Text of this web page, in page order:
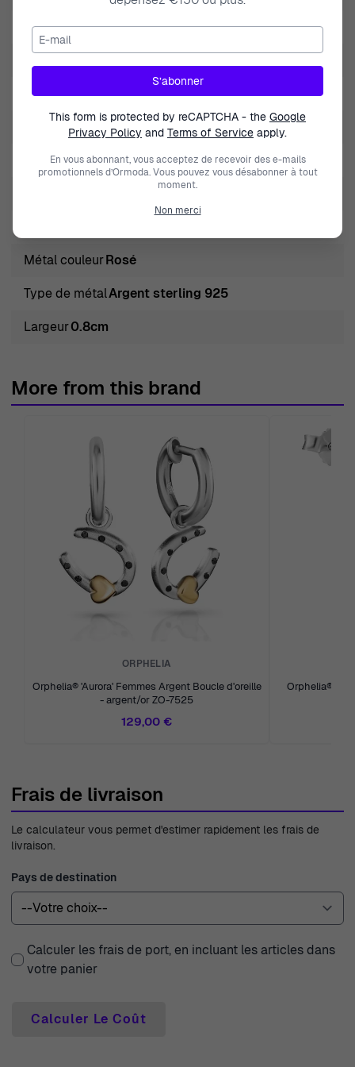
MarqueOrphelia
GenreFemmes
FermetureFermoir russe
Couleur des pierresBlanc
Boucle d'oreille
Métal couleurRosé
Type de métalArgent sterling 925
Largeur0.8cm
More from this brand
ORPHELIA
Orphelia® 'Aurora' Femmes Argent Boucle d'oreille
- argent/or ZO-7525
129,00 €
Orphelia®
Frais de livraison
Le calculateur vous permet d'estimer rapidement les frais de
livraison.
Pays de destination
Calculer les frais de port, en incluant les articles dans
votre panier
Calculer Le Coût
E-mail
S’abonner
This form is protected by reCAPTCHA - the Google
Privacy Policy and Terms of Service apply.
En vous abonnant, vous acceptez de recevoir des e-mails
promotionnels d’Ormoda. Vous pouvez vous désabonner à tout
moment.
Non merci